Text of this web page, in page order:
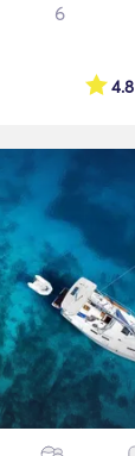
6
4.8